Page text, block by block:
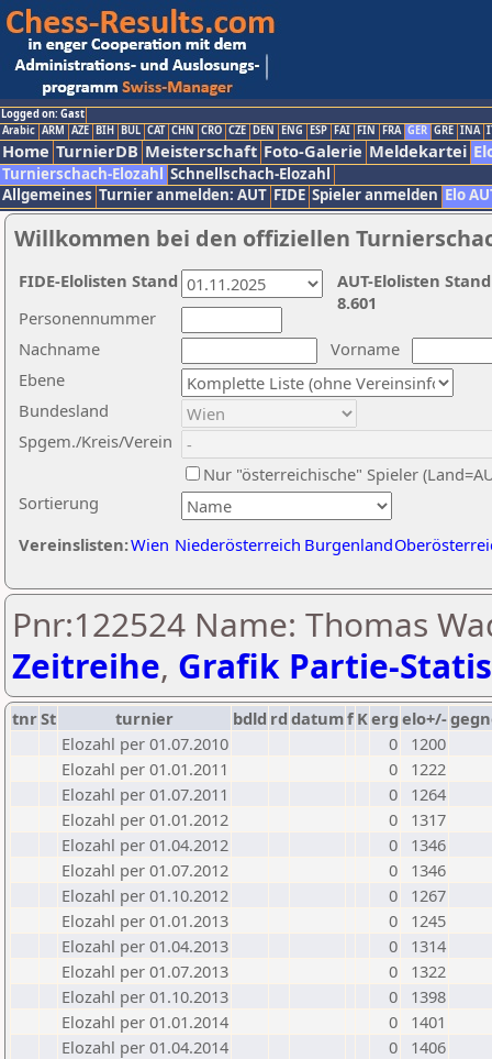
Logged on: Gast
Arabic ARM AZE BIH BUL CAT CHN CRO CZE DEN ENG ESP FAI FIN FRA GER GRE INA
Home TurnierDB Meisterschaft Foto-Galerie Meldekartei
Turnierschach-Elozahl Schnellschach-Elozahl
Allgemeines Turnier anmelden: AUT FIDE Spieler anmelden Elo
Willkommen bei den offiziellen
Nachname
Vorname
Ebene
Sortierung
Personennummer
Bundesland
Spgem./Kreis/Verein
Nur "österreichische" Spieler
Vereinslisten:Wien Niederösterreich Burgenland
AUT-Elolisten
8.601
FIDE-Elolisten Stand
Pnr:122524 Name: Thomas
Zeitreihe, Grafik Partie-
tnrSt turnier bdld rd datumf Kerg elo+/-
Elozahl per 01.07.2010
0
1200
Elozahl per 01.01.2011
0
1222
Elozahl per 01.07.2011
0
1264
Elozahl per 01.01.2012
0
1317
Elozahl per 01.04.2012
0
1346
Elozahl per 01.07.2012
0
1346
Elozahl per 01.10.2012
0
1267
Elozahl per 01.01.2013
0
1245
Elozahl per 01.04.2013
0
1314
Elozahl per 01.07.2013
0
1322
Elozahl per 01.10.2013
0
1398
Elozahl per 01.01.2014
0
1401
Elozahl per 01.04.2014
0
1406